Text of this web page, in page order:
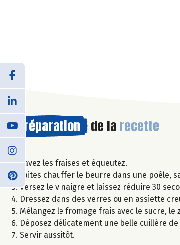
Préparation de la recette
Lavez les fraises et équeutez.
Faites chauffer le beurre dans une poêle,
Versez le vinaigre et laissez réduire 30
Dressez dans des verres ou en assiette
Mélangez le fromage frais avec le sucre, le
Déposez délicatement une belle cuillère
Servir aussitôt.